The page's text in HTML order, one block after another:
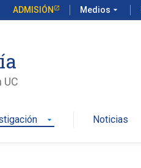
ADMISIÓN Medios arrow_drop_down
UC
arrow_drop_down Noticias